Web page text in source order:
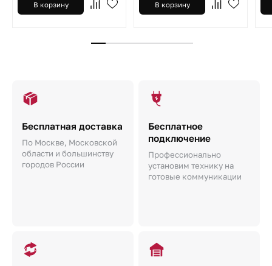
В корзину В корзину
Бесплатная доставка
По Москве, Московской
области и большинству
городов России
Бесплатное
подключение
Профессионально
установим технику на
готовые коммуникации